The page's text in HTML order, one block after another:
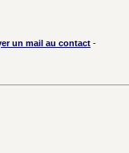
un mail au contact -